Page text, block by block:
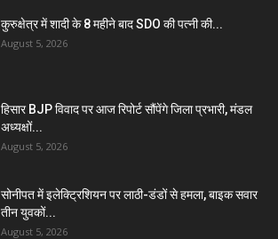
कुरुक्षेत्र में शादी के 8 महीने बाद SDO की पत्नी की...
August 5, 2026
हिसार BJP विवाद पर आज रिपोर्ट सौंपेंगे जिला प्रभारी, मंडल
अध्यक्षों...
August 5, 2026
सोनीपत में इलेक्ट्रिशियन पर लाठी-डंडों से हमला, बाइक सवार
तीन युवकों...
August 5, 2026